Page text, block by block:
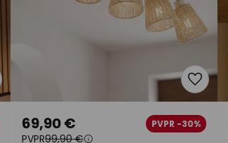
69,90 € PVPR -30%
PVPR99,90 €